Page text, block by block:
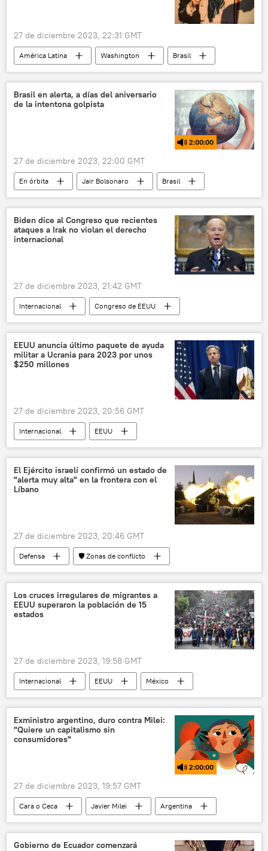
Organización de Cooperación de Shanghái (OCS)
27 de diciembre 2023, 22:31 GMT
América Latina Washington
Brasil
Movimiento de Países No Alineados (MNOAL)
Doctrina de Monroe
EEUU CIA
Brasil en alerta, a días del aniversario
de la intentona golpista
2:00:00
27 de diciembre 2023, 22:00 GMT
En órbita Jair Bolsonaro
Brasil
Argentina
ONU
TSF
Luiz Inacio Lula da Silva
📰 Disturbios contra Lula en Brasil
Congreso de Brasil
Gobierno de Brasil
Biden dice al Congreso que recientes
ataques a Irak no violan el derecho
internacional
27 de diciembre 2023, 21:42 GMT
Internacional
Congreso de EEUU
Joe Biden
EEUU
Irak
Hizbulá
ataque
🛡️ Zonas de conflicto
drones
EEUU anuncia último paquete de ayuda
militar a Ucrania para 2023 por unos
$250 millones
27 de diciembre 2023, 20:56 GMT
Internacional
EEUU
Congreso de EEUU
Ucrania
🛡️ Fuerzas Armadas
El Ejército israelí confirmó un estado de
"alerta muy alta" en la frontera con el
Líbano
27 de diciembre 2023, 20:46 GMT
Defensa
🛡️ Zonas de conflicto
Fuerzas de Defensa de Israel (FDI)
Líbano
📰 Conflicto palestino-israelí
Los cruces irregulares de migrantes a
EEUU superaron la población de 15
estados
27 de diciembre 2023, 19:58 GMT
Internacional EEUU
México
sociedad
migración
inmigración ilegal
Andrés Manuel López Obrador
Exministro argentino, duro contra Milei:
"Quiere un capitalismo sin
consumidores"
2:00:00
27 de diciembre 2023, 19:57 GMT
Cara o Ceca Javier Milei
Argentina
política
protestas China
Gobierno de Ecuador comenzará